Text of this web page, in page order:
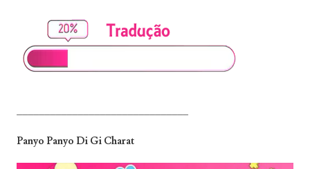
_______________________________
Panyo Panyo Di Gi Charat